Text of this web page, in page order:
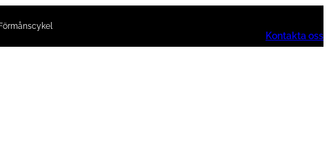
Förmånscykel
Kontakta oss